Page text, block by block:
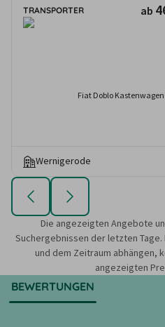
TRANSPORTER ab
Fiat Doblo Kastenwagen
Wernigerode
Die angezeigten Angebote
Suchergebnissen der letzten
und dem Zeitraum abhängen,
angezeigten
BEWERTUNGEN